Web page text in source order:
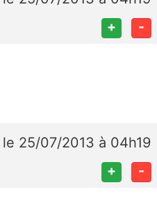
+ -
le 25/07/2013 à 04h19
+ -